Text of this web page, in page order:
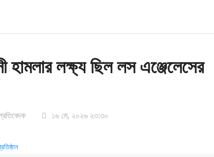
হামলার লক্ষ্য ছিল লস এঞ্জেলেসের
১৬ মে, ২০২৬ ২৩:৩০